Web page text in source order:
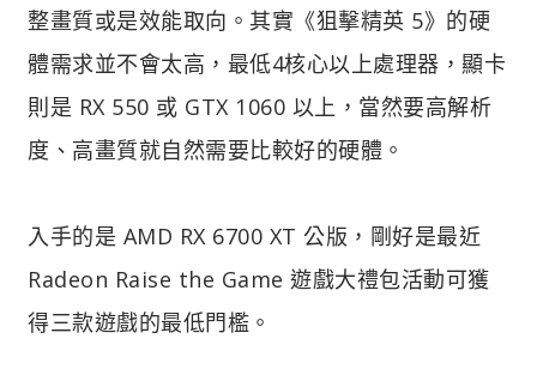
整畫質或是效能取向。其實《狙擊精英 5》的硬
體需求並不會太高，最低4核心以上處理器，顯卡
則是 RX 550 或 GTX 1060 以上，當然要高解析
度、高畫質就自然需要比較好的硬體。
入手的是 AMD RX 6700 XT 公版，剛好是最近
Radeon Raise the Game 遊戲大禮包活動可獲
得三款遊戲的最低門檻。